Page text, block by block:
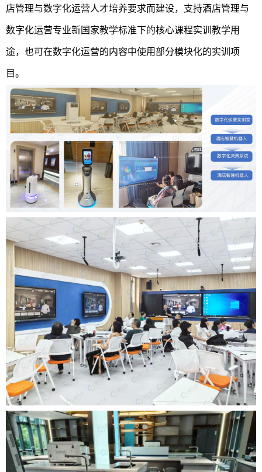
店管理与数字化运营人才培养要求而建设，支持酒店管理与
数字化运营专业新国家教学标准下的核心课程实训教学用
途，也可在数字化运营的内容中使用部分模块化的实训项
目。